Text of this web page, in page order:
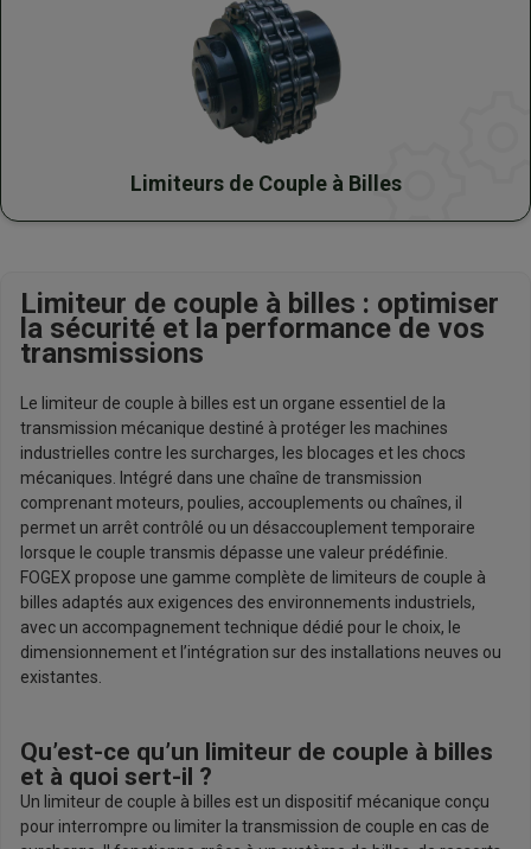
Limiteurs de Couple à Billes
Limiteur de couple à billes : optimiser
la sécurité et la performance de vos
transmissions
Le limiteur de couple à billes est un organe essentiel de la
transmission mécanique destiné à protéger les machines
industrielles contre les surcharges, les blocages et les chocs
mécaniques. Intégré dans une chaîne de transmission
comprenant moteurs, poulies, accouplements ou chaînes, il
permet un arrêt contrôlé ou un désaccouplement temporaire
lorsque le couple transmis dépasse une valeur prédéfinie.
FOGEX propose une gamme complète de limiteurs de couple à
billes adaptés aux exigences des environnements industriels,
avec un accompagnement technique dédié pour le choix, le
dimensionnement et l’intégration sur des installations neuves ou
existantes.
Qu’est-ce qu’un limiteur de couple à billes
et à quoi sert-il ?
Un limiteur de couple à billes est un dispositif mécanique conçu
pour interrompre ou limiter la transmission de couple en cas de